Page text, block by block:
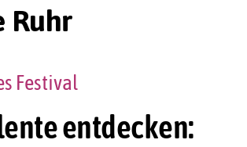
Ruhr
entdecken:
Festival